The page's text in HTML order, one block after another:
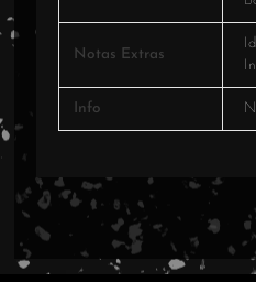
Notas Extras
Info